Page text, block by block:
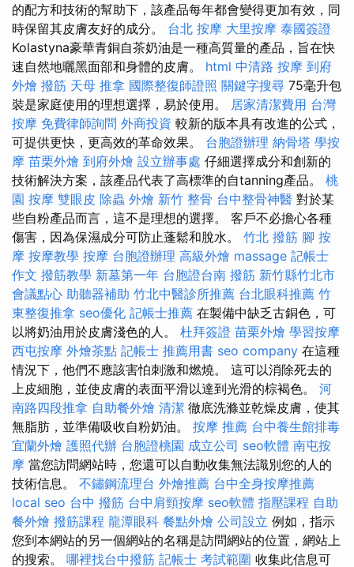
的配方和技術的幫助下，該產品每年都會變得更加有效，同
時保留其皮膚友好的成分。 台北 按摩 大里按摩 泰國簽證
Kolastyna豪華青銅自茶奶油是一種高質量的產品，旨在快
速自然地曬黑面部和身體的皮膚。 html 中清路 按摩 到府
外燴 撥筋 天母 推拿 國際整復師證照 關鍵字搜尋 75毫升包
裝是家庭使用的理想選擇，易於使用。 居家清潔費用 台灣
按摩 免費律師詢問 外商投資 較新的版本具有改進的公式，
可提供更快，更高效的革命效果。 台胞證辦理 納骨塔 學按
摩 苗栗外燴 到府外燴 設立辦事處 仔細選擇成分和創新的
技術解決方案，該產品代表了高標準的自tanning產品。 桃
園 按摩 雙眼皮 除蟲 外燴 新竹 整骨 台中整骨神醫 對於某
些自粉產品而言，這不是理想的選擇。 客戶不必擔心各種
傷害，因為保濕成分可防止蓬鬆和脫水。 竹北 撥筋 腳 按
摩 按摩教學 按摩 台胞證辦理 高級外燴 massage 記帳士
作文 撥筋教學 新墓第一年 台胞證台南 撥筋 新竹縣竹北市
會議點心 助聽器補助 竹北中醫診所推薦 台北眼科推薦 竹
東整復推拿 seo優化 記帳士推薦 在製備中缺乏古銅色，可
以將奶油用於皮膚淺色的人。 杜拜簽證 苗栗外燴 學習按摩
西屯按摩 外燴茶點 記帳士 推薦用書 seo company 在這種
情況下，他們不應該害怕刺激和燃燒。 這可以消除死去的
上皮細胞，並使皮膚的表面平滑以達到光滑的棕褐色。 河
南路四段推拿 自助餐外燴 清潔 徹底洗滌並乾燥皮膚，使其
無脂肪，並準備吸收自粉奶油。 按摩 推薦 台中養生館排毒
宜蘭外燴 護照代辦 台胞證桃園 成立公司 seo軟體 南屯按
摩 當您訪問網站時，您還可以自動收集無法識別您的人的
技術信息。 不鏽鋼流理台 外燴推薦 台中全身按摩推薦
local seo 台中 撥筋 台中肩頸按摩 seo軟體 指壓課程 自助
餐外燴 撥筋課程 龍潭眼科 餐點外燴 公司設立 例如，指示
您到本網站的另一個網站的名稱是訪問網站的位置，網站上
的搜索。 哪裡找台中撥筋 記帳士 考試範圍 收集此信息可